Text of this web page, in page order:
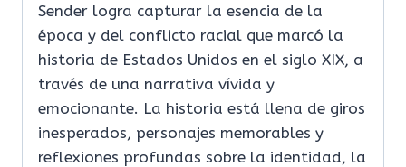
Sender logra capturar la esencia de la
época y del conflicto racial que marcó la
historia de Estados Unidos en el siglo XIX, a
través de una narrativa vívida y
emocionante. La historia está llena de giros
inesperados, personajes memorables y
reflexiones profundas sobre la identidad, la